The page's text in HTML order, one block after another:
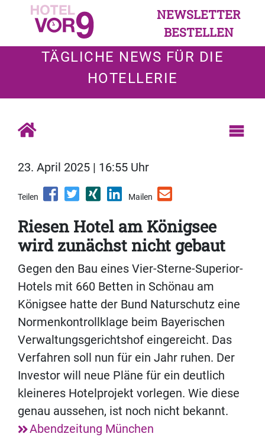
NEWSLETTER
BESTELLEN
TÄGLICHE NEWS FÜR DIE
HOTELLERIE
23. April 2025 | 16:55 Uhr
Teilen Mailen
Riesen Hotel am Königsee
wird zunächst nicht gebaut
Gegen den Bau eines Vier-Sterne-Superior-
Hotels mit 660 Betten in Schönau am
Königsee hatte der Bund Naturschutz eine
Normenkontrollklage beim Bayerischen
Verwaltungsgerichtshof eingereicht. Das
Verfahren soll nun für ein Jahr ruhen. Der
Investor will neue Pläne für ein deutlich
kleineres Hotelprojekt vorlegen. Wie diese
genau aussehen, ist noch nicht bekannt.
Abendzeitung München